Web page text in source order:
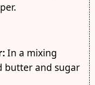
In a mixing
butter and sugar